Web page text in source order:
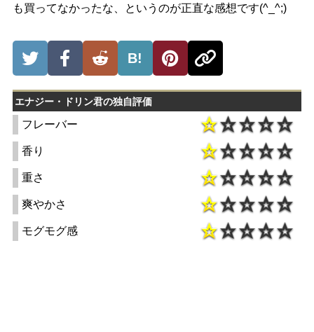
も買ってなかったな、というのが正直な感想です(^_^;)
B!
エナジー・ドリン君の独自評価
フレーバー
香り
重さ
爽やかさ
モグモグ感